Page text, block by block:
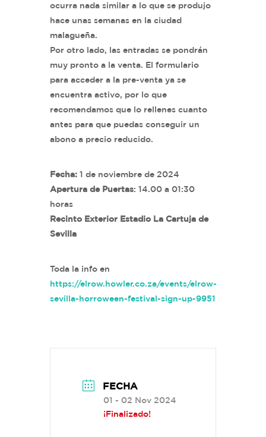
ocurra nada similar a lo que se produjo
hace unas semanas en la ciudad
malagueña.
Por otro lado, las entradas se pondrán
muy pronto a la venta. El formulario
para acceder a la pre-venta ya se
encuentra activo, por lo que
recomendamos que lo rellenes cuanto
antes para que puedas conseguir un
abono a precio reducido.
Fecha: 1 de noviembre de 2024
Apertura de Puertas: 14.00 a 01:30
horas
Recinto Exterior Estadio La Cartuja de
Sevilla
Toda la info en
https://elrow.howler.co.za/events/elrow-
sevilla-horroween-festival-sign-up-9951
FECHA
01 - 02 Nov 2024
¡Finalizado!